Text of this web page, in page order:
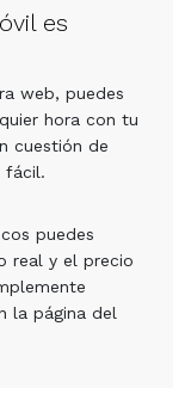
es
web, puedes
hora con tu
cuestión de
fácil.
puedes
real y el precio
la página del